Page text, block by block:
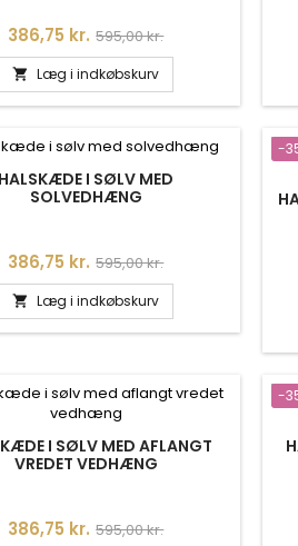
Pris
386,75 kr. Normalpris
595,00 kr.
 Læg i indkøbskurv
I SØLV MED
SOLVEDHÆNG
Pris
386,75 kr. Normalpris
595,00 kr.
 Læg i indkøbskurv
-
I SØLV MED AFLANGT
VREDET VEDHÆNG
Pris
386,75 kr. Normalpris
595,00 kr.
-